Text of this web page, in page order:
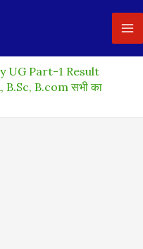
UG Part-1 Result
B.com सभी का